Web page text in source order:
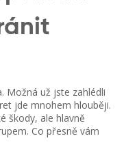
Možná už jste zahlédli
jde mnohem hlouběji.
škody, ale hlavně
Co přesně vám